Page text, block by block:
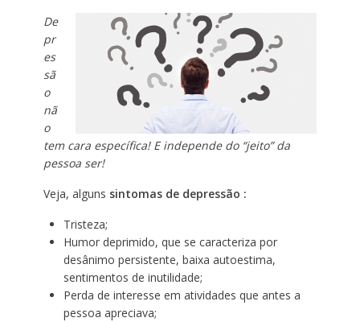
De
pr
es
sã
o
nã
o
tem cara específica! E independe do “jeito” da
pessoa ser!
Veja, alguns sintomas de depressão :
Tristeza;
Humor deprimido, que se caracteriza por
desânimo persistente, baixa autoestima,
sentimentos de inutilidade;
Perda de interesse em atividades que antes a
pessoa apreciava;